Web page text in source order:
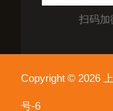
扫码加
Copyright © 2026
号-6